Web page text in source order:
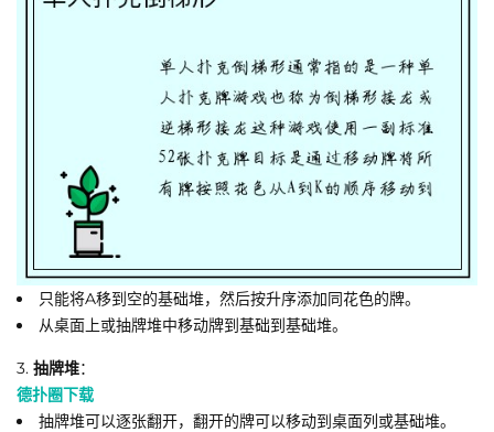
只能将A移到空的基础堆，然后按升序添加同花色的牌。
从桌面上或抽牌堆中移动牌到基础到基础堆。
3. 抽牌堆：
德扑圈下载
抽牌堆可以逐张翻开，翻开的牌可以移动到桌面列或基础堆。